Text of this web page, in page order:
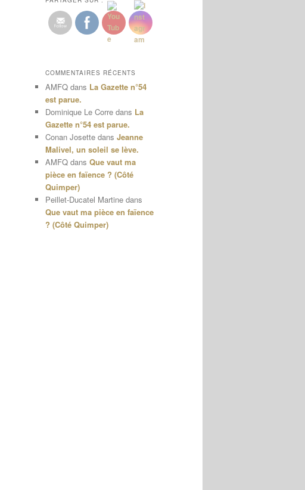
COMMENTAIRES RÉCENTS
AMFQ dans La Gazette n°54
est parue.
Dominique Le Corre dans La
Gazette n°54 est parue.
Conan Josette dans Jeanne
Malivel, un soleil se lève.
AMFQ dans Que vaut ma
pièce en faïence ? (Côté
Quimper)
Peillet-Ducatel Martine dans
Que vaut ma pièce en faïence
? (Côté Quimper)